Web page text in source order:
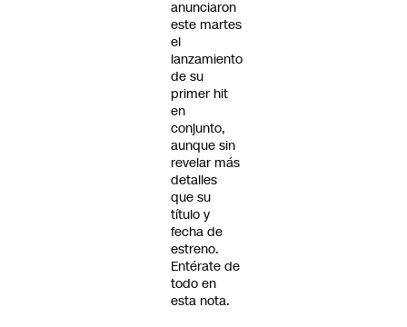
anunciaron
este martes
el
lanzamiento
de su
primer hit
en
conjunto,
aunque sin
revelar más
detalles
que su
título y
fecha de
estreno.
Entérate de
todo en
esta nota.